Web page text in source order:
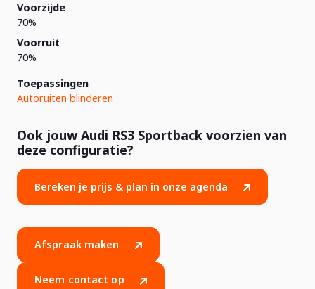
Voorzijde
70%
Voorruit
70%
Toepassingen
Autoruiten blinderen
Ook jouw Audi RS3 Sportback voorzien van
deze configuratie?
Bereken je prijs & plan in onze agenda
Afspraak maken
Neem contact op